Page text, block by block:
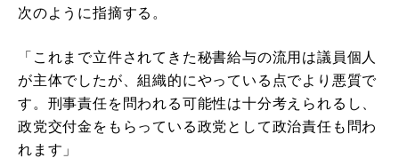
次のように指摘する。
「これまで立件されてきた秘書給与の流用は議員個人
が主体でしたが、組織的にやっている点でより悪質で
す。刑事責任を問われる可能性は十分考えられるし、
政党交付金をもらっている政党として政治責任も問わ
れます」